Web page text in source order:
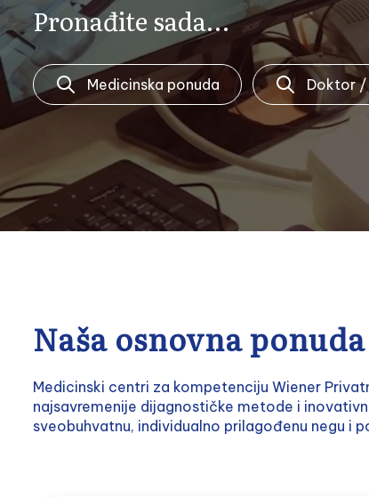
Pronađite sada…
Medicinska ponuda Doktor
Naša osnovna ponuda
Medicinski centri za kompetenciju Wiener
najsavremenije dijagnostičke metode i
sveobuhvatnu, individualno prilagođenu negu i